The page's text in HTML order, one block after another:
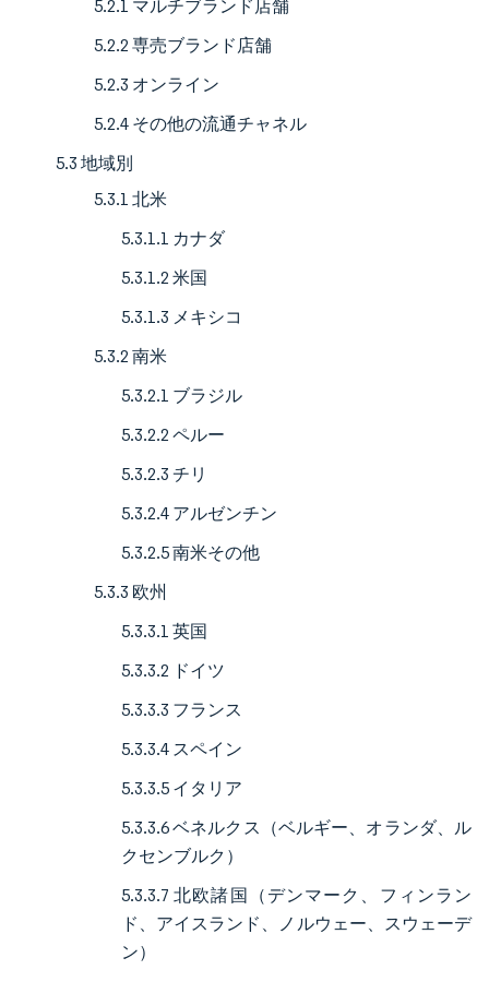
5.2.1 マルチブランド店舗
5.2.2 専売ブランド店舗
5.2.3 オンライン
5.2.4 その他の流通チャネル
5.3 地域別
5.3.1 北米
5.3.1.1 カナダ
5.3.1.2 米国
5.3.1.3 メキシコ
5.3.2 南米
5.3.2.1 ブラジル
5.3.2.2 ペルー
5.3.2.3 チリ
5.3.2.4 アルゼンチン
5.3.2.5 南米その他
5.3.3 欧州
5.3.3.1 英国
5.3.3.2 ドイツ
5.3.3.3 フランス
5.3.3.4 スペイン
5.3.3.5 イタリア
5.3.3.6 ベネルクス（ベルギー、オランダ、ル
クセンブルク）
5.3.3.7 北欧諸国（デンマーク、フィンラン
ド、アイスランド、ノルウェー、スウェーデ
ン）